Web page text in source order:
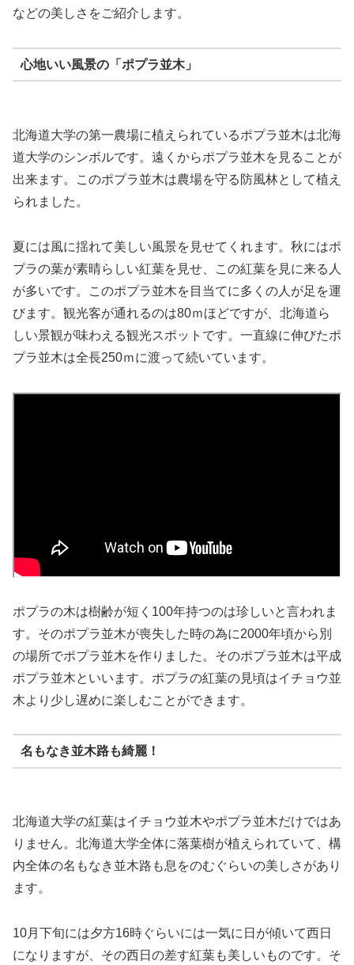
などの美しさをご紹介します。
心地いい風景の「ポプラ並木」
北海道大学の第一農場に植えられているポプラ並木は北海
道大学のシンボルです。遠くからポプラ並木を見ることが
出来ます。このポプラ並木は農場を守る防風林として植え
られました。
夏には風に揺れて美しい風景を見せてくれます。秋にはポ
プラの葉が素晴らしい紅葉を見せ、この紅葉を見に来る人
が多いです。このポプラ並木を目当てに多くの人が足を運
びます。観光客が通れるのは80ｍほどですが、北海道ら
しい景観が味わえる観光スポットです。一直線に伸びたポ
プラ並木は全長250ｍに渡って続いています。
ポプラの木は樹齢が短く100年持つのは珍しいと言われま
す。そのポプラ並木が喪失した時の為に2000年頃から別
の場所でポプラ並木を作りました。そのポプラ並木は平成
ポプラ並木といいます。ポプラの紅葉の見頃はイチョウ並
木より少し遅めに楽しむことができます。
名もなき並木路も綺麗！
北海道大学の紅葉はイチョウ並木やポプラ並木だけではあ
りません。北海道大学全体に落葉樹が植えられていて、構
内全体の名もなき並木路も息をのむぐらいの美しさがあり
ます。
10月下旬には夕方16時ぐらいには一気に日が傾いて西日
になりますが、その西日の差す紅葉も美しいものです。そ